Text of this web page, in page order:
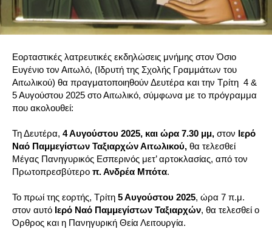
Εορταστικές λατρευτικές εκδηλώσεις μνήμης στον Όσιο
Ευγένιο τον Αιτωλό, (Ιδρυτή της Σχολής Γραμμάτων του
Αιτωλικού) θα πραγματοποιηθούν Δευτέρα και την Τρίτη 4 &
5 Αυγούστου 2025 στο Αιτωλικό, σύμφωνα με το πρόγραμμα
που ακολουθεί:
Τη Δευτέρα, 4 Αυγούστου 2025, και ώρα 7.30 μμ, στον Ιερό
Ναό Παμμεγίστων Ταξιαρχών Αιτωλικού, θα τελεσθεί
Μέγας Πανηγυρικός Εσπερινός μετ’ αρτοκλασίας, από τον
Πρωτοπρεσβύτερο π. Ανδρέα Μπότα.
Το πρωί της εορτής, Τρίτη 5 Αυγούστου 2025, ώρα 7 π.μ.
στον αυτό Ιερό Ναό Παμμεγίστων Ταξιαρχών, θα τελεσθεί ο
Όρθρος και η Πανηγυρική Θεία Λειτουργία.